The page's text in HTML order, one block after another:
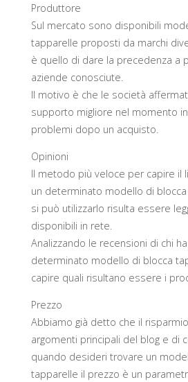
Produttore
Sul mercato sono disponibili
tapparelle proposti da marchi
è quello di dare la precedenza a
aziende conosciute.
Il motivo è che le società
supporto migliore nel momento
problemi dopo un acquisto.
Opinioni
Il metodo più veloce per capire il
un determinato modello di
si può utilizzarlo risulta essere
disponibili in rete.
Analizzando le recensioni di chi
determinato modello di blocca
capire quali risultano essere i
Prezzo
Abbiamo già detto che il
argomenti principali del blog e di
quando desideri trovare un
tapparelle il prezzo è un